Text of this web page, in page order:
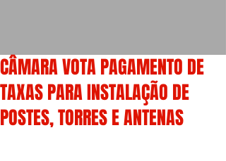
CÂMARA VOTA PAGAMENTO DE
TAXAS PARA INSTALAÇÃO DE
POSTES, TORRES E ANTENAS